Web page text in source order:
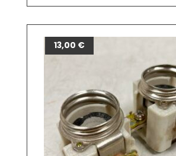
13,00 €